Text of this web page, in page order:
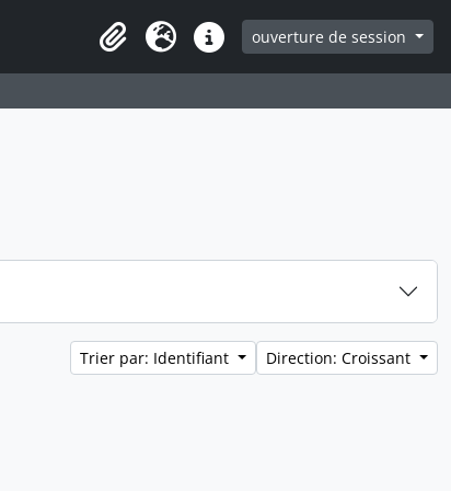
ClipboardLangueLiens rapidesouverture de session
Trier par: Identifiant Direction: Croissant